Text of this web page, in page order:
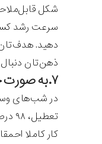
شکل
سرعت رشد
دهید. هدف‌تان
ذهن‌تان
۷.به صورت خستگی‌ناپذیری تولید کنید
در شب‌های
کار کاملا